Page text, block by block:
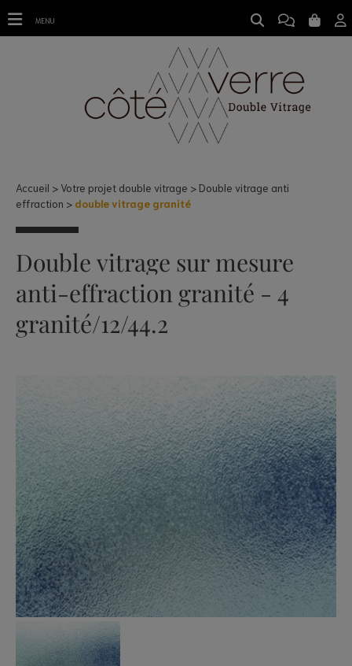
double vitrage granité
Accueil Votre projet double vitrage
Double vitrage anti
effraction
double vitrage granité
Double vitrage sur mesure
anti-effraction granité - 4
granité/12/44.2
MENU